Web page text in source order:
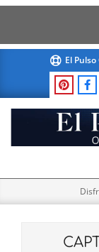
content
El
El
Pulso
Navigation